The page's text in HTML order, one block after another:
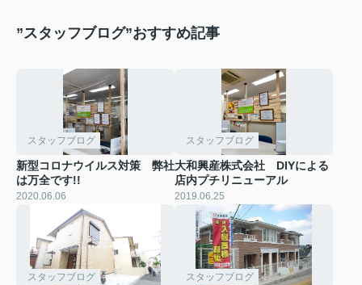
”スタッフブログ”おすすめ記事
スタッフブログ
新型コロナウイルス対策 弊社
は万全です!!
2020.06.06
スタッフブログ
大和興産株式会社 DIYによる
店内プチリニューアル
2019.06.25
スタッフブログ スタッフブログ